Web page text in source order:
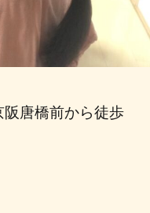
唐橋前から徒歩